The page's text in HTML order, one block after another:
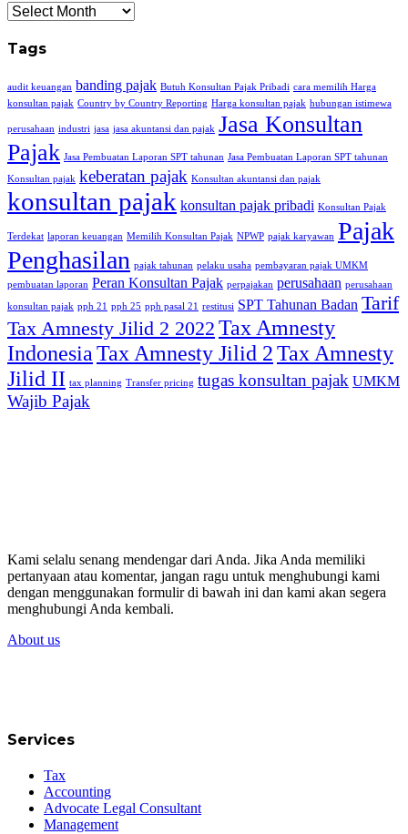
Archives
Tags
audit keuangan banding pajak Butuh Konsultan Pajak Pribadi cara memilih Harga
konsultan pajak Country by Country Reporting Harga konsultan pajak hubungan istimewa
perusahaan industri jasa jasa akuntansi dan pajak Jasa Konsultan
Pajak Jasa Pembuatan Laporan SPT tahunan Jasa Pembuatan Laporan SPT tahunan
Konsultan pajak keberatan pajak Konsultan akuntansi dan pajak
konsultan pajak konsultan pajak pribadi Konsultan Pajak
Terdekat laporan keuangan Memilih Konsultan Pajak NPWP pajak karyawan Pajak
Penghasilan pajak tahunan pelaku usaha pembayaran pajak UMKM
pembuatan laporan Peran Konsultan Pajak perpajakan perusahaan perusahaan
konsultan pajak pph 21 pph 25 pph pasal 21 restitusi SPT Tahunan Badan Tarif
Tax Amnesty Jilid 2 2022 Tax Amnesty
Indonesia Tax Amnesty Jilid 2Tax Amnesty
Jilid II tax planning Transfer pricing tugas konsultan pajak UMKM
Wajib Pajak
Kami selalu senang mendengar dari Anda. Jika Anda memiliki
pertanyaan atau komentar, jangan ragu untuk menghubungi kami
dengan menggunakan formulir di bawah ini dan kami akan segera
menghubungi Anda kembali.
About us
Services
Tax
Accounting
Advocate Legal Consultant
Management